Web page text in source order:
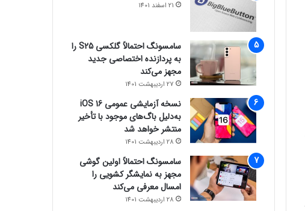
21 اسفند 1401
سامسونگ احتمالاً گلکسی S25 را
به پردازنده اختصاصی جدید
مجهز می‌کند
27 اردیبهشت 1401
نسخه آزمایشی عمومی iOS 16
به‌دلیل باگ‌های موجود با تأخیر
منتشر خواهد شد
28 اردیبهشت 1401
سامسونگ احتمالاً اولین گوشی
مجهز به نمایشگر کشویی را
امسال معرفی می‌کند
28 اردیبهشت 1401